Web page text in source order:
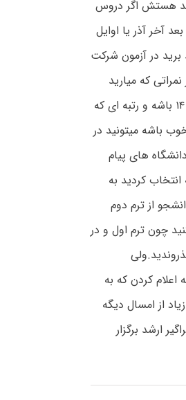
هستش اگر دروس
آخر آذر یا اوایل
برید در آزمون شرکت
نمراتی که میارید
بالاتر از ۱۴ باشه و رتبه ای که
باشه میتونید در
های پیام
انتخاب کردید به
از ترم دوم
چون ترم اول و در
اعلام کردن که به
از امسال دیگه
ارشد برگزار